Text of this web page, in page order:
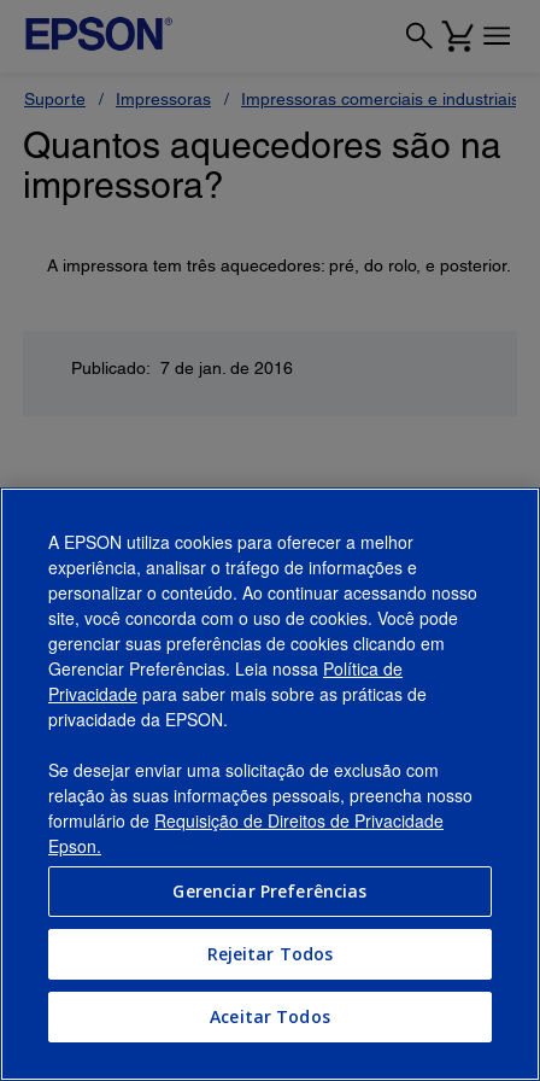
Suporte Impressoras Impressoras comerciais e industriais
Quantos aquecedores são na
impressora?
A impressora tem três aquecedores: pré, do rolo, e posterior.
Publicado: 7 de jan. de 2016
Produtos
Suporte
Links Sugeridos
Empresa
Conecte-se com a Epson
Termos de Uso
A EPSON utiliza cookies para oferecer a melhor
experiência, analisar o tráfego de informações e
personalizar o conteúdo. Ao continuar acessando nosso
site, você concorda com o uso de cookies. Você pode
gerenciar suas preferências de cookies clicando em
Gerenciar Preferências. Leia nossa Política de
Privacidade para saber mais sobre as práticas de
privacidade da EPSON.
Se desejar enviar uma solicitação de exclusão com
relação às suas informações pessoais, preencha nosso
formulário de Requisição de Direitos de Privacidade
Epson.
Gerenciar Preferências
Rejeitar Todos
Aceitar Todos